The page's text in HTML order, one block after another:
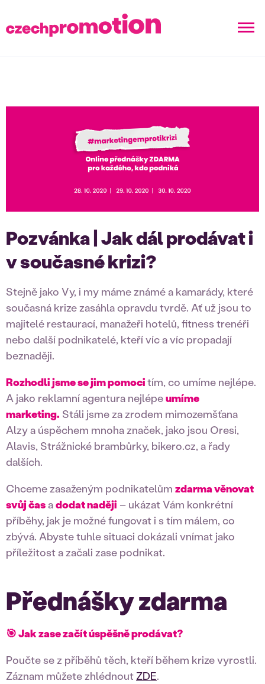
Pozvánka | Jak dál prodávat i
v současné krizi?
Stejně jako Vy, i my máme známé a kamarády, které
současná krize zasáhla opravdu tvrdě. Ať už jsou to
majitelé restaurací, manažeři hotelů, fitness trenéři
nebo další podnikatelé, kteří víc a víc propadají
beznaději.
Rozhodli jsme se jim pomocitím, co umíme nejlépe.
A jako reklamní agentura nejlépeumíme
marketing. Stáli jsme za zrodem mimozemšťana
Alzy a úspěchem mnoha značek, jako jsou Oresi,
Alavis, Strážnické brambůrky, bikero.cz, a řady
dalších.
Chceme zasaženým podnikatelům zdarma věnovat
svůj časadodat naději – ukázat Vám konkrétní
příběhy, jak je možné fungovat i s tím málem, co
zbývá. Abyste tuhle situaci dokázali vnímat jako
příležitost a začali zase podnikat.
Přednášky zdarma
🎯 Jak zase začít úspěšně prodávat?
Poučte se z příběhů těch, kteří během krize vyrostli.
Záznam můžete zhlédnout ZDE.